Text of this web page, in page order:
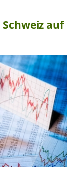
Schweiz auf